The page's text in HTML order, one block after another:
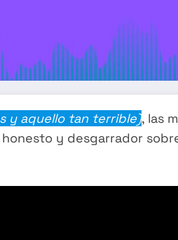
y aquello tan terrible), las
y desgarrador